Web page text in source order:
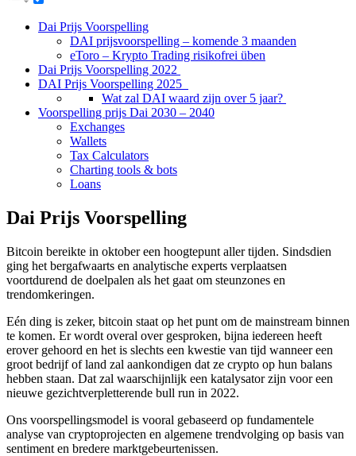
Dai Prijs Voorspelling
DAI prijsvoorspelling – komende 3 maanden
eToro – Krypto Trading risikofrei üben
Dai Prijs Voorspelling 2022
DAI Prijs Voorspelling 2025
Wat zal DAI waard zijn over 5 jaar?
Voorspelling prijs Dai 2030 – 2040
Exchanges
Wallets
Tax Calculators
Charting tools & bots
Loans
Dai Prijs Voorspelling
Bitcoin bereikte in oktober een hoogtepunt aller tijden. Sindsdien
ging het bergafwaarts en analytische experts verplaatsen
voortdurend de doelpalen als het gaat om steunzones en
trendomkeringen.
Eén ding is zeker, bitcoin staat op het punt om de mainstream binnen
te komen. Er wordt overal over gesproken, bijna iedereen heeft
erover gehoord en het is slechts een kwestie van tijd wanneer een
groot bedrijf of land zal aankondigen dat ze crypto op hun balans
hebben staan. Dat zal waarschijnlijk een katalysator zijn voor een
nieuwe gezichtverpletterende bull run in 2022.
Ons voorspellingsmodel is vooral gebaseerd op fundamentele
analyse van cryptoprojecten en algemene trendvolging op basis van
sentiment en bredere marktgebeurtenissen.